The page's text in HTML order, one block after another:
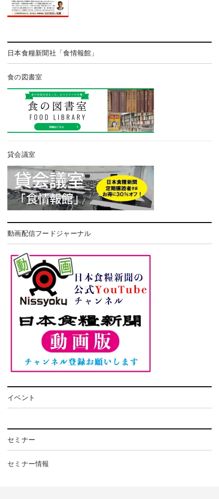
日本食糧新聞社「食情報館」
食の図書室
貸会議室
動画配信フードジャーナル
イベント
セミナー
セミナー情報